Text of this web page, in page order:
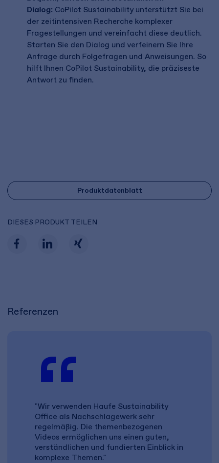
Dialog: CoPilot Sustainability unterstützt Sie bei
der zeitintensiven Recherche komplexer
Fragestellungen und vereinfacht diese deutlich.
Starten Sie den Dialog und verfeinern Sie Ihre
Anfrage durch Folgefragen und Anweisungen. So
hilft Ihnen CoPilot Sustainability, die präziseste
Antwort zu finden.
Produktdatenblatt
DIESES PRODUKT TEILEN
Referenzen
"Wir verwenden Haufe Sustainability
Office als Nachschlagewerk sehr
regelmäßig. Die themenbezogenen
Videos ermöglichen uns einen guten,
verständlichen und fundierten Einblick in
komplexe Themen."